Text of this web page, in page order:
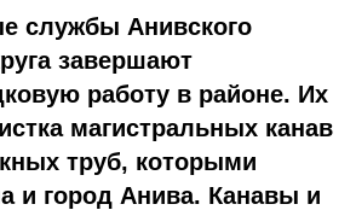
службы Анивского
завершают
работу в районе. Их
магистральных канав
труб, которыми
и город Анива. Канавы и